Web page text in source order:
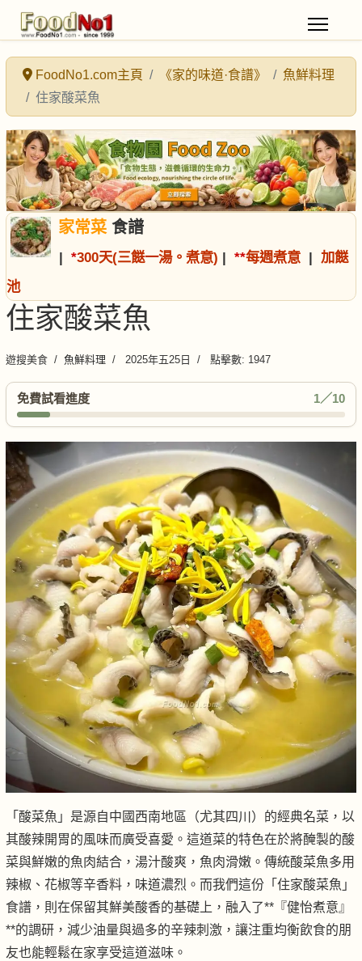
FoodNo1.com主頁 《家的味道·食譜》
魚鮮料理
住家酸菜魚
家常菜食譜
| *300天(三餸一湯。煮意) | **每週煮意 | 加餸
池
住家酸菜魚
遊搜美食 魚鮮料理 2025年五25日 點擊數: 1947
免費試看進度 1／10
「酸菜魚」是源自中國西南地區（尤其四川）的經典名菜，以
其酸辣開胃的風味而廣受喜愛。這道菜的特色在於將醃製的酸
菜與鮮嫩的魚肉結合，湯汁酸爽，魚肉滑嫩。傳統酸菜魚多用
辣椒、花椒等辛香料，味道濃烈。而我們這份「住家酸菜魚」
食譜，則在保留其鮮美酸香的基礎上，融入了**『健怡煮意』
**的調研，減少油量與過多的辛辣刺激，讓注重均衡飲食的朋
友也能輕鬆在家享受這道滋味。